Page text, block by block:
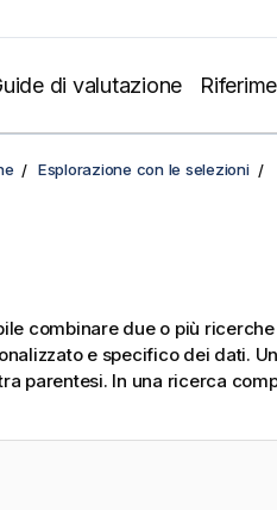
di valutazione
Esplorazione con le selezioni
combinare due o più
e specifico dei dati.
parentesi. In una ricerca